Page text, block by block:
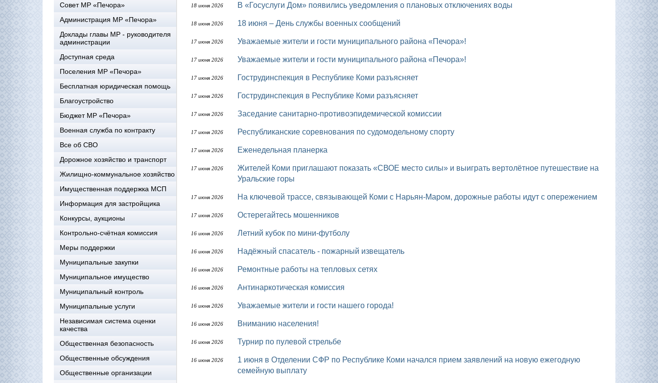
Совет МР «Печора»
Администрация МР «Печора»
Доклады главы МР - руководителя
администрации
Доступная среда
Поселения МР «Печора»
Бесплатная юридическая помощь
Благоустройство
Бюджет МР «Печора»
Военная служба по контракту
Все об СВО
Дорожное хозяйство и транспорт
Жилищно-коммунальное хозяйство
Имущественная поддержка МСП
Информация для застройщика
Конкурсы, аукционы
Контрольно-счётная комиссия
Меры поддержки
Муниципальные закупки
Муниципальное имущество
Муниципальный контроль
Муниципальные услуги
Независимая система оценки
качества
Общественная безопасность
Общественные обсуждения
Общественные организации
18 июня 2026 В «Госуслуги Дом» появились уведомления о плановых отключениях воды
18 июня 2026 18 июня – День службы военных сообщений
17 июня 2026 Уважаемые жители и гости муниципального района «Печора»!
17 июня 2026 Уважаемые жители и гости муниципального района «Печора»!
17 июня 2026 Гострудинспекция в Республике Коми разъясняет
17 июня 2026 Гострудинспекция в Республике Коми разъясняет
17 июня 2026 Заседание санитарно-противоэпидемической комиссии
17 июня 2026 Республиканские соревнования по судомодельному спорту
17 июня 2026 Еженедельная планерка
17 июня 2026
Жителей Коми приглашают показать «СВОЕ место силы» и выиграть вертолётное путешествие на
Уральские горы
17 июня 2026 На ключевой трассе, связывающей Коми с Нарьян-Маром, дорожные работы идут с опережением
17 июня 2026 Остерегайтесь мошенников
16 июня 2026 Летний кубок по мини-футболу
16 июня 2026 Надёжный спасатель - пожарный извещатель
16 июня 2026 Ремонтные работы на тепловых сетях
16 июня 2026 Антинаркотическая комиссия
16 июня 2026 Уважаемые жители и гости нашего города!
16 июня 2026 Вниманию населения!
16 июня 2026 Турнир по пулевой стрельбе
16 июня 2026
1 июня в Отделении СФР по Республике Коми начался прием заявлений на новую ежегодную
семейную выплату